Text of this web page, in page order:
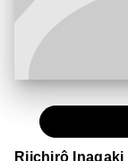
Riichirô Inagaki